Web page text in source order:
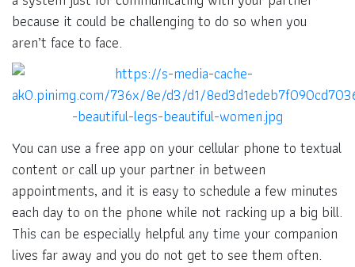
because it could be challenging to do so when you
aren’t face to face.
You can use a free app on your cellular phone to textual
content or call up your partner in between
appointments, and it is easy to schedule a few minutes
each day to on the phone while not racking up a big bill.
This can be especially helpful any time your companion
lives far away and you do not get to see them often.